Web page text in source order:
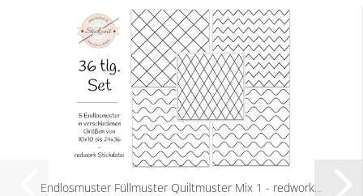
Endlosmuster Füllmuster Quiltmuster Mix 1 - redwork...